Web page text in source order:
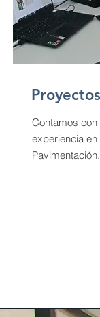
Proyectos
Contamos
experiencia
Pavimentación.